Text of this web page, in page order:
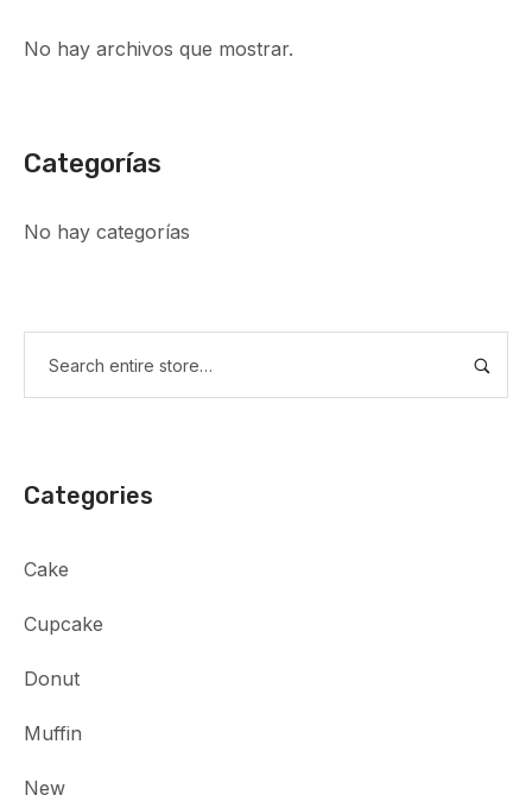
No hay archivos que mostrar.
Categorías
No hay categorías
Categories
Cake
Cupcake
Donut
Muffin
New